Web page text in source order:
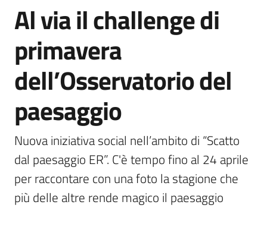
Obiettivi
Pubblicazioni
e
multimedia
Banca
dati
autorizzazioni
paesaggistiche
Salta al contenuto
Al via il challenge di
primavera
dell’Osservatorio del
paesaggio
Nuova iniziativa social nell’ambito di “Scatto
dal paesaggio ER”. C'è tempo fino al 24 aprile
per raccontare con una foto la stagione che
più delle altre rende magico il paesaggio